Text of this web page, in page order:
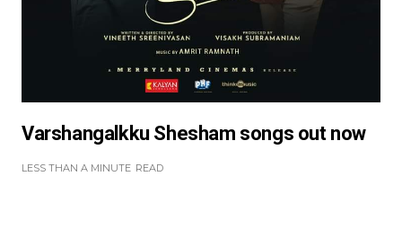
Varshangalkku Shesham songs out now
LESS THAN A MINUTE READ